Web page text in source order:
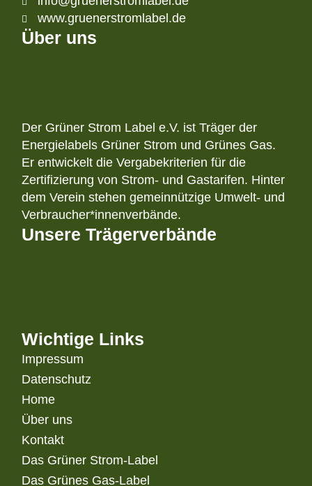
www.gruenerstromlabel.de
Über uns
Der Grüner Strom Label e.V. ist Träger der
Energielabels Grüner Strom und Grünes Gas.
Er entwickelt die Vergabekriterien für die
Zertifizierung von Strom- und Gastarifen. Hinter
dem Verein stehen gemeinnützige Umwelt- und
Verbraucher*innenverbände.
Unsere Trägerverbände
Wichtige Links
Impressum
Datenschutz
Home
Über uns
Kontakt
Das Grüner Strom-Label
Das Grünes Gas-Label